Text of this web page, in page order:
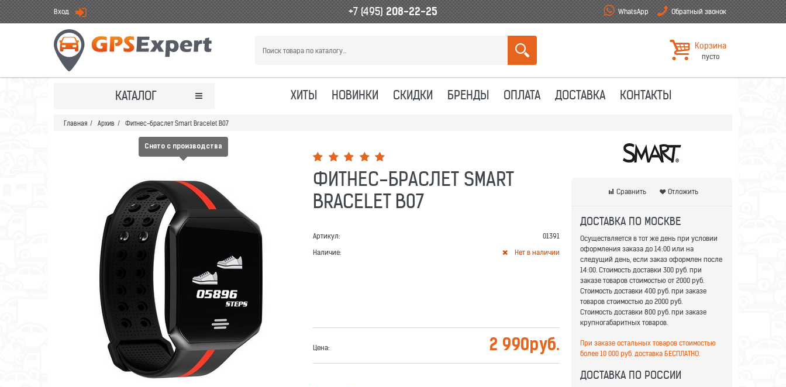
Вход +7 (495)208-22-25 WhatsApp Обратный звонок
Корзина
пусто
КАТАЛОГ ХИТЫ НОВИНКИ СКИДКИ БРЕНДЫ ОПЛАТА ДОСТАВКА КОНТАКТЫ
Главная / Архив / Фитнес-браслет Smart Bracelet B07
Снято с производства
ФИТНЕС-БРАСЛЕТ SMART
BRACELET B07
Артикул:
01391
Наличие:
Нет в наличии
Цена: 2 990руб.
Сравнить Отложить
ДОСТАВКА ПО МОСКВЕ
Осуществляется в тот же день при условии
оформления заказа до 14:00 или на
следущий день, если заказ оформлен после
14:00. Стоимость доставки 300 руб. при
заказе товаров стоимостью от 2000 руб.
Стоимость доставки 400 руб. при заказе
товаров стоимостью до 2000 руб.
Стоимость доставки 800 руб. при заказе
крупногабаритных товаров.
При заказе остальных товаров стоимостью
более 10 000 руб. доставка БЕСПЛАТНО.
ДОСТАВКА ПО РОССИИ